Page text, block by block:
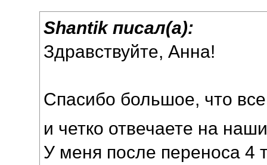
Shantik писал(а):
Здравствуйте, Анна!
Спасибо большое, что
и четко отвечаете на
У меня после переноса 4